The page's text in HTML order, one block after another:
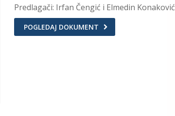
Predlagači: Irfan Čengić i Elmedin Konaković
POGLEDAJ DOKUMENT